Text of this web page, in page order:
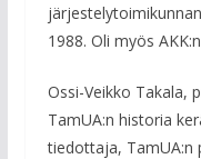
1988. Oli myös
Ossi-Veikko Takala,
TamUA:n historia
tiedottaja, TamUA:n